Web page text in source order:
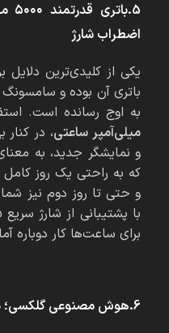
اضطراب شارژ
یکی از کلیدی‌ترین دلایل
به اوج رسانده است.
میلی‌آمپر ساعتی، در کنار
و نمایشگر جدید، به
که به راحتی یک روز کامل
و حتی تا روز دوم نیز
برای ساعت‌ها کار دوباره
6.هوش مصنوعی گلکسی؛ دستیاری که پیش‌بینی می‌کند